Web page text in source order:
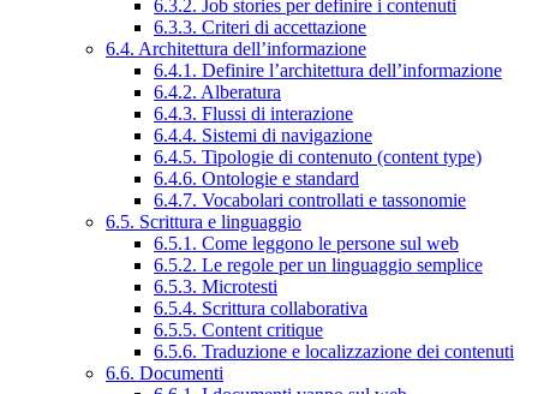
6.3.2. Job stories per definire i contenuti
6.3.3. Criteri di accettazione
6.4. Architettura dell’informazione
6.4.1. Definire l’architettura dell’informazione
6.4.2. Alberatura
6.4.3. Flussi di interazione
6.4.4. Sistemi di navigazione
6.4.5. Tipologie di contenuto (content type)
6.4.6. Ontologie e standard
6.4.7. Vocabolari controllati e tassonomie
6.5. Scrittura e linguaggio
6.5.1. Come leggono le persone sul web
6.5.2. Le regole per un linguaggio semplice
6.5.3. Microtesti
6.5.4. Scrittura collaborativa
6.5.5. Content critique
6.5.6. Traduzione e localizzazione dei contenuti
6.6. Documenti